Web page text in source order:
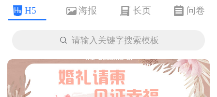
H5 海报 长页 问卷
 请输入关键字搜索模板